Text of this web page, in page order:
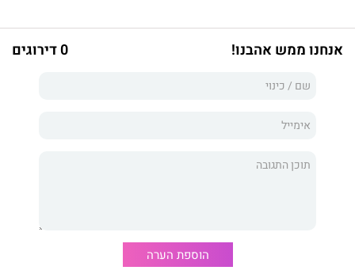
במכולת האשפה ולחמוק מעונש ריתוק? האם הם יצליחו לשמור על
אנחנו ממש אהבנו! 0 דירוגים
הוספת הערה